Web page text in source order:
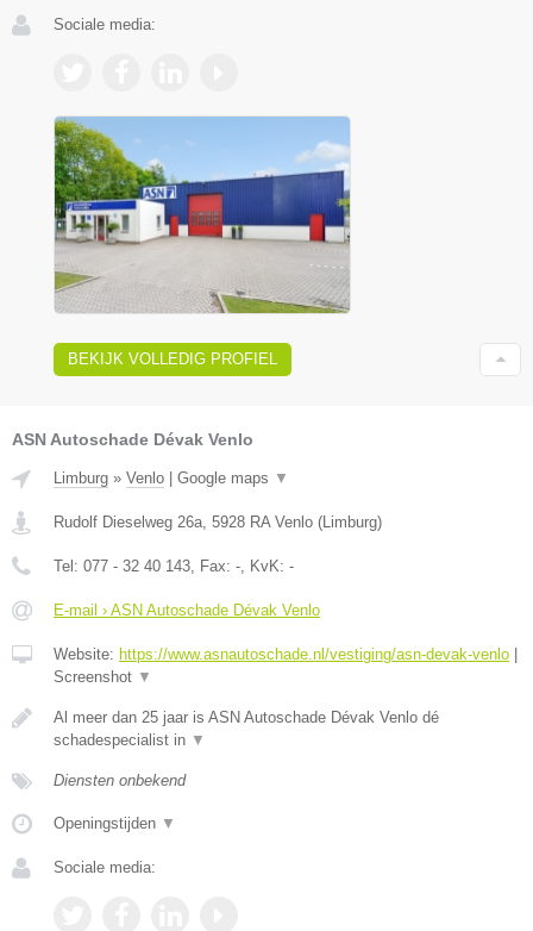
Sociale media:
BEKIJK VOLLEDIG PROFIEL
ASN Autoschade Dévak Venlo
Limburg » Venlo | Google maps ▼
Rudolf Dieselweg 26a 5928 RA Venlo (Limburg)
Tel: 077 - 32 40 143 , Fax: - , KvK: -
E-mail › ASN Autoschade Dévak Venlo
Website: https://www.asnautoschade.nl/vestiging/asn-devak-venlo |
Screenshot ▼
Al meer dan 25 jaar is ASN Autoschade Dévak Venlo dé
schadespecialist in ▼
Diensten onbekend
Openingstijden ▼
Sociale media: